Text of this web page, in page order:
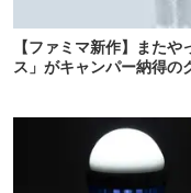
【ファミマ新作】また
ス」がキャンパー納得の